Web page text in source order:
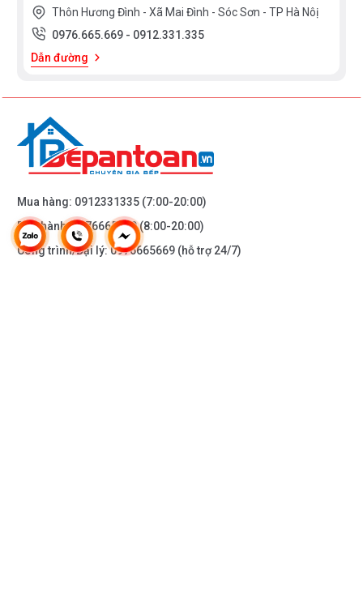
Thôn Hương Đình - Xã Mai Đình - Sóc Sơn - TP Hà Nôị
0976.665.669 - 0912.331.335
Dẫn đường
Mua hàng: 0912331335 (7:00-20:00)
Bảo hành:0976665669(8:00-20:00)
Công trình/Đại lý:0976665669 (hỗ trợ 24/7)